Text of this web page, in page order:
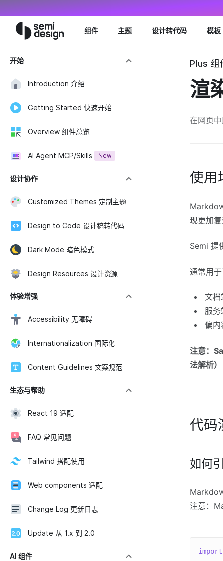
组件 主题 设计转代码 模板
开始
Introduction 介绍
Getting Started 快速开始
Overview 组件总览
AI Agent MCP/Skills New
设计协作
Customized Themes 定制主题
Design to Code 设计稿转代码
Dark Mode 暗色模式
Design Resources 设计资源
体验增强
Accessibility 无障碍
Internationalization 国际化
Content Guidelines 文案规范
生态与帮助
React 19 适配
FAQ 常见问题
Tailwind 搭配使用
Web components 适配
Change Log 更新日志
Update 从 1.x 到 2.0
AI 组件
Plus 组
渲
在网页
使用
现更加
Semi 提
通常用
文档
服务
偏内
注意：
法解析
代码
如何
注意：
import